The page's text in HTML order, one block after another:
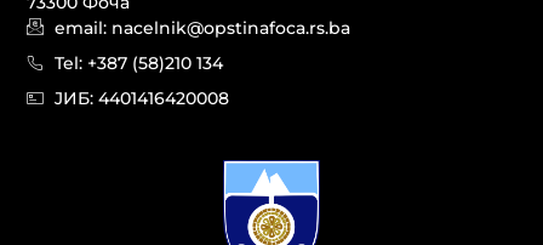
email: nacelnik@opstinafoca.rs.ba
Tel: +387 (58)210 134
JИБ: 44014164​20008